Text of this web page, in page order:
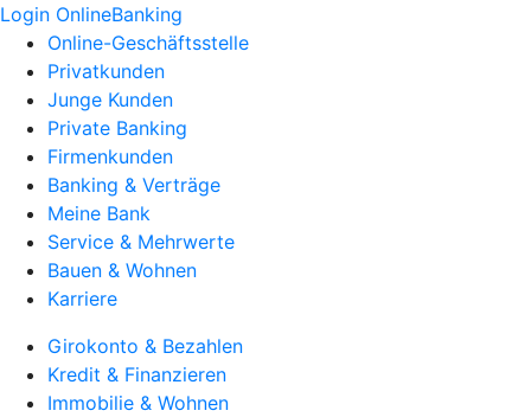
Login OnlineBanking
Online-Geschäftsstelle
Privatkunden
Junge Kunden
Private Banking
Firmenkunden
Banking & Verträge
Meine Bank
Service & Mehrwerte
Bauen & Wohnen
Karriere
Girokonto & Bezahlen
Kredit & Finanzieren
Immobilie & Wohnen